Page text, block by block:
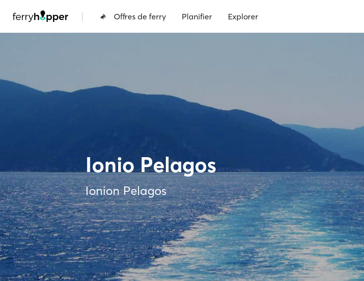
| Offres de ferry Planifier Explorer
Ionio Pelagos
Ionion Pelagos